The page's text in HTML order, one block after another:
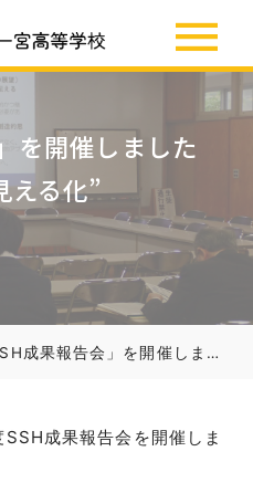
を開催しました
える化”
成果報告会」を開催しました ー 生徒の成長を“見える化”
成果報告会を開催しま